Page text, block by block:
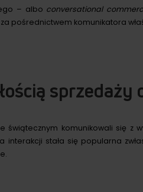
– albo conversational
pośrednictwem komunikatora
sprzedaży
świątecznym komunikowali się z
stała się popularna